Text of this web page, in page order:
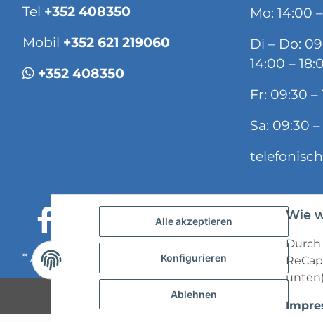
Tel +352 408350
Mobil +352 621 219060
+352 408350
Mo: 14:00
Di – Do:
14:00 –
Fr: 09:30 –
Sa: 09:30 –
* Alle Preise inkl. gesetzlicher USt., zzgl. Versand
Alle akzeptieren
Konfigurieren
Ablehnen
Wie
Durch